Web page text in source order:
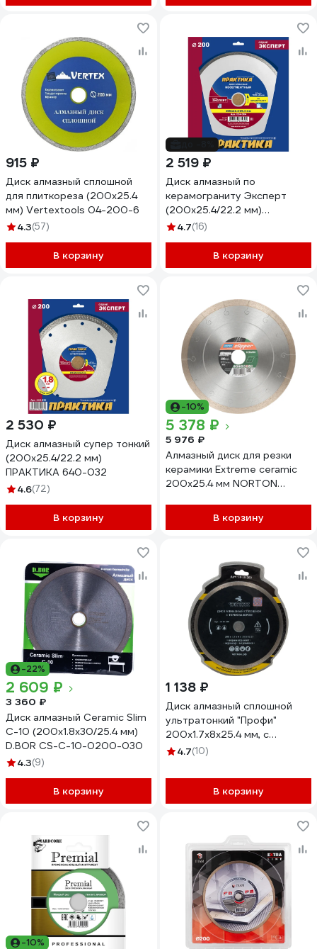
915 ₽
Диск алмазный сплошной
для плиткореза (200х25.4
мм) Vertextools 04-200-6
4.3(57)
В корзину
2 519 ₽
Диск алмазный по
керамограниту Эксперт
(200х25.4/22.2 мм)
ПРАКТИКА 034-304
4.7(16)
В корзину
2 530 ₽
Диск алмазный супер тонкий
(200х25.4/22.2 мм)
ПРАКТИКА 640-032
4.6(72)
В корзину
-10%
5 378 ₽
5 976 ₽
Алмазный диск для резки
керамики Extreme ceramic
200x25.4 мм NORTON
В корзину
-22%
2 609 ₽
3 360 ₽
Диск алмазный Ceramic Slim
C-10 (200x1.8x30/25.4 мм)
D.BOR CS-C-10-0200-030
4.3(9)
В корзину
1 138 ₽
Диск алмазный сплошной
ультратонкий "Профи"
200x1.7x8х25.4 мм, с
термозазором Чеглок 18-14-
4.7(10)
В корзину
-10%